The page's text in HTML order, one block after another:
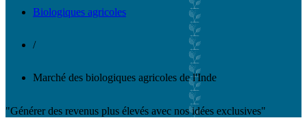
Biologiques agricoles
/
Marché des biologiques agricoles de l'Inde
"Générer des revenus plus élevés avec nos idées exclusives"